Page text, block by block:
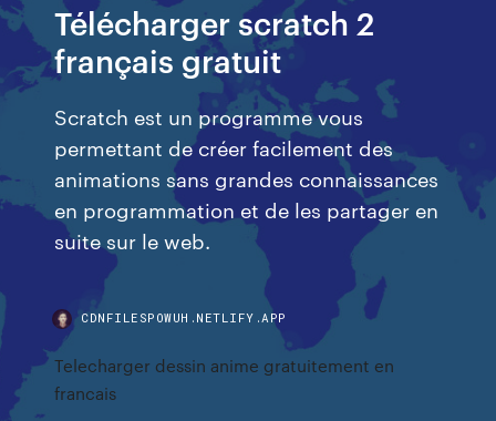
Télécharger scratch 2
français gratuit
Scratch est un programme vous
permettant de créer facilement des
animations sans grandes connaissances
en programmation et de les partager en
suite sur le web.
CDNFILESPOWUH.NETLIFY.APP
Telecharger dessin anime gratuitement en
francais